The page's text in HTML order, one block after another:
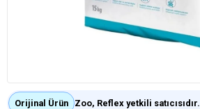
Orijinal Ürün Zoo, Reflex yetkili satıcısıdır.